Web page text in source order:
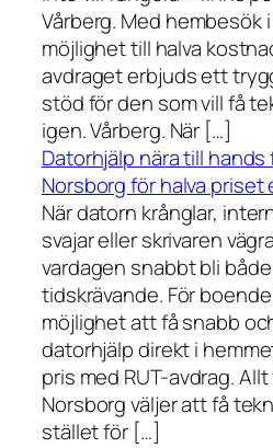
Vårberg. Med hembesök
möjlighet till halva
avdraget erbjuds ett
stöd för den som vill få
igen. Vårberg. När […]
Datorhjälp nära till
Norsborg för halva priset
När datorn krånglar,
svajar eller skrivaren
vardagen snabbt bli
tidskrävande. För
möjlighet att få snabb
datorhjälp direkt i
pris med RUT-avdrag.
Norsborg väljer att få
stället för […]